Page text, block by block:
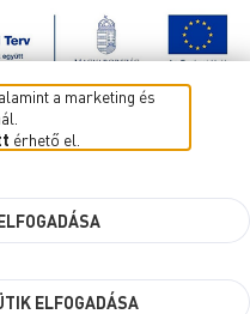
a marketing és
érhető el.
ELFOGADÁSA